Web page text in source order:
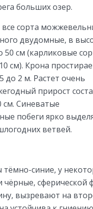
больших озер.
все сорта
двудомные, в
50 см (карликовые
см). Крона
до 2 м. Растет очень
прирост
см. Синеватые
побеги ярко
ветвей.
синие, у
чёрные, сферической
вызревают на